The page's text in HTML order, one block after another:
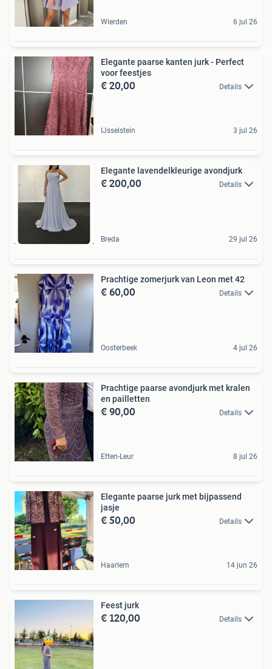
Wierden 6 jul 26
Elegante paarse kanten jurk - Perfect
voor feestjes
€ 20,00 Details
IJsselstein 3 jul 26
Elegante lavendelkleurige avondjurk
€ 200,00 Details
Breda 29 jul 26
Prachtige zomerjurk van Leon met 42
€ 60,00 Details
Oosterbeek 4 jul 26
Prachtige paarse avondjurk met kralen
en pailletten
€ 90,00 Details
Etten-Leur 8 jul 26
Elegante paarse jurk met bijpassend
jasje
€ 50,00 Details
Haarlem 14 jun 26
Feest jurk
€ 120,00 Details